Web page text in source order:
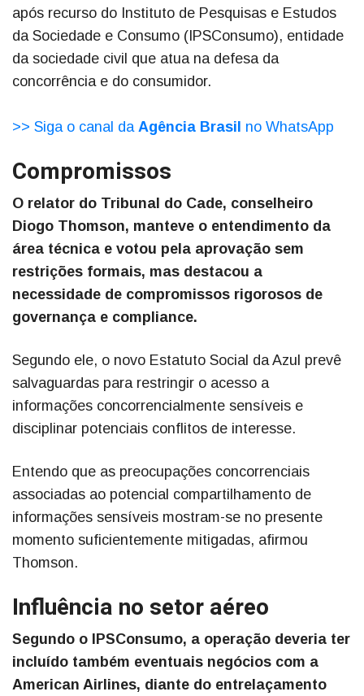
após recurso do Instituto de Pesquisas e Estudos
da Sociedade e Consumo (IPSConsumo), entidade
da sociedade civil que atua na defesa da
concorrência e do consumidor.
>> Siga o canal da Agência Brasil no WhatsApp
Compromissos
O relator do Tribunal do Cade, conselheiro
Diogo Thomson, manteve o entendimento da
área técnica e votou pela aprovação sem
restrições formais, mas destacou a
necessidade de compromissos rigorosos de
governança e compliance.
Segundo ele, o novo Estatuto Social da Azul prevê
salvaguardas para restringir o acesso a
informações concorrencialmente sensíveis e
disciplinar potenciais conflitos de interesse.
Entendo que as preocupações concorrenciais
associadas ao potencial compartilhamento de
informações sensíveis mostram-se no presente
momento suficientemente mitigadas, afirmou
Thomson.
Influência no setor aéreo
Segundo o IPSConsumo, a operação deveria ter
incluído também eventuais negócios com a
American Airlines, diante do entrelaçamento